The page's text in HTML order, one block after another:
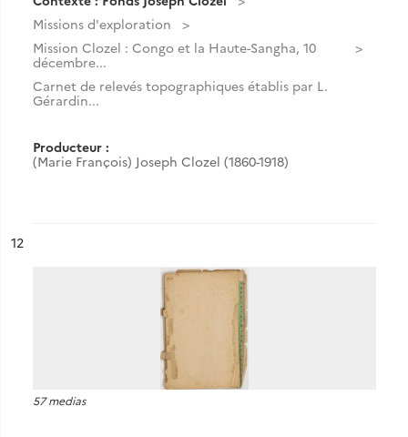
Missions d'exploration
Mission Clozel : Congo et la Haute-Sangha, 10
décembre...
Carnet de relevés topographiques établis par L.
Gérardin...
Producteur :
(Marie François) Joseph Clozel (1860-1918)
n°
12
57 medias